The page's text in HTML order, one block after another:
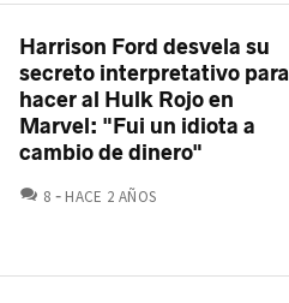
Harrison Ford desvela su
secreto interpretativo para
hacer al Hulk Rojo en
Marvel: "Fui un idiota a
cambio de dinero"
8 COMENTARIOS
HACE 2 AÑOS